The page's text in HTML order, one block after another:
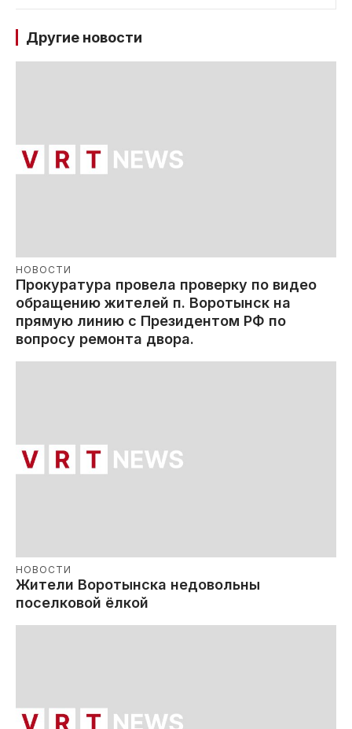
Другие новости
НОВОСТИ
Прокуратура провела проверку по видео
обращению жителей п. Воротынск на
прямую линию с Президентом РФ по
вопросу ремонта двора.
НОВОСТИ
Жители Воротынска недовольны
поселковой ёлкой